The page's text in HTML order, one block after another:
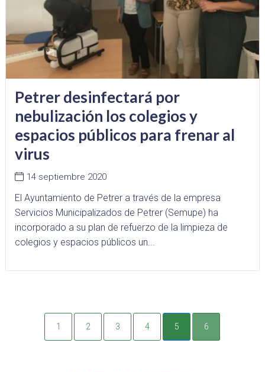
Petrer desinfectará por
nebulización los colegios y
espacios públicos para frenar al
virus
14 septiembre 2020
El Ayuntamiento de Petrer a través de la empresa
Servicios Municipalizados de Petrer (Semupe) ha
incorporado a su plan de refuerzo de la limpieza de
colegios y espacios públicos un...
1 2 3 4 5 6